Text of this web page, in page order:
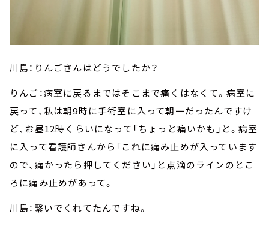
川島：りんごさんはどうでしたか？
りんご：病室に戻るまではそこまで痛くはなくて。病室に
戻って、私は朝9時に手術室に入って朝一だったんですけ
ど、お昼12時くらいになって「ちょっと痛いかも」と。病室
に入って看護師さんから「これに痛み止めが入っています
ので、痛かったら押してください」と点滴のラインのとこ
ろに痛み止めがあって。
川島：繋いでくれてたんですね。